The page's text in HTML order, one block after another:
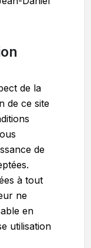
de la
de ce site
de
à tout
ne
en
utilisation